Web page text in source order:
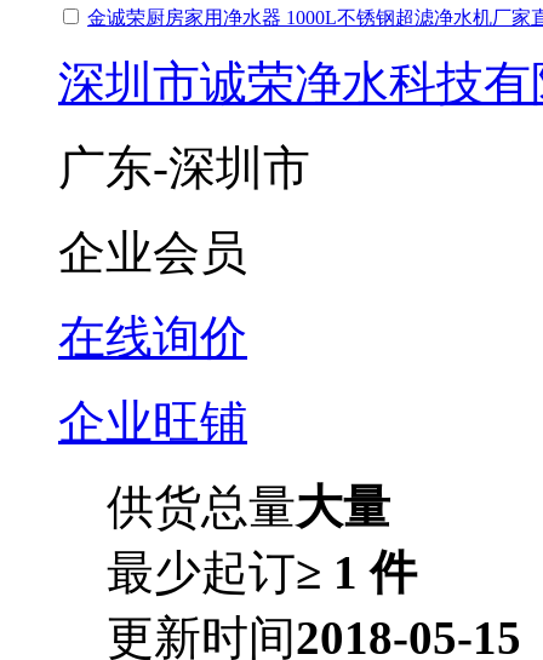
金诚荣厨房家用净水器 1000L不锈钢超滤净水机厂家
深圳市诚荣净水科技
广东-深圳市
企业会员
在线询价
企业旺铺
供货总量大量
最少起订≥ 1 件
更新时间2018-05-15